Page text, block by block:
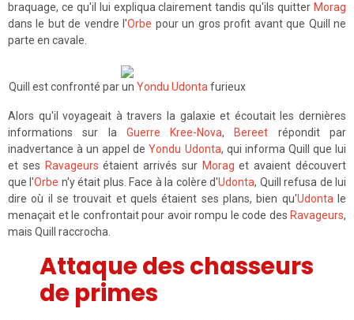
braquage, ce qu'il lui expliqua clairement tandis qu'ils quitter Morag
dans le but de vendre l'Orbe pour un gros profit avant que Quill ne
parte en cavale.
Quill est confronté par un Yondu Udontafurieux
Alors qu'il voyageait à travers la galaxie et écoutait les dernières
informations sur la Guerre Kree-Nova, Bereet répondit par
inadvertance à un appel deYondu Udonta, qui informa Quill que lui
et ses Ravageurs étaient arrivés sur Morag et avaient découvert
que l'Orbe n'y était plus. Face à la colère d'Udonta, Quill refusa de lui
dire où il se trouvait et quels étaient ses plans, bien qu'Udontale
menaçait et le confrontait pour avoir rompu le code des Ravageurs,
mais Quill raccrocha.
Attaque des chasseurs
de primes